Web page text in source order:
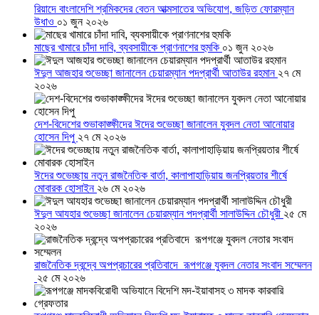
রিয়াদে বাংলাদেশি শ্রমিকদের বেতন আত্মসাতের অভিযোগ, জড়িত ফোরম্যান
উধাও ০১ জুন ২০২৬
মাছের খামারে চাঁদা দাবি, ব্যবসায়ীকে প্রাণনাশের হুমকি ০১ জুন ২০২৬
ঈদুল আজহার শুভেচ্ছা জানালেন চেয়ারম্যান পদপ্রার্থী আতাউর রহমান ২৭ মে
২০২৬
দেশ-বিদেশের শুভাকাঙ্ক্ষীদের ঈদের শুভেচ্ছা জানালেন যুবদল নেতা আনোয়ার
হোসেন দিপু ২৭ মে ২০২৬
ঈদের শুভেচ্ছায় নতুন রাজনৈতিক বার্তা, কালাপাহাড়িয়ায় জনপ্রিয়তার শীর্ষে
মোবারক হোসাইন ২৬ মে ২০২৬
ঈদুল আযহার শুভেচ্ছা জানালেন চেয়ারম্যান পদপ্রার্থী সালাউদ্দিন চৌধুরী ২৫ মে
২০২৬
রাজনৈতিক দ্বন্দ্বে অপপ্রচারের প্রতিবাদে ‎রূপগঞ্জে যুবদল নেতার সংবাদ সম্মেলন
২৫ মে ২০২৬